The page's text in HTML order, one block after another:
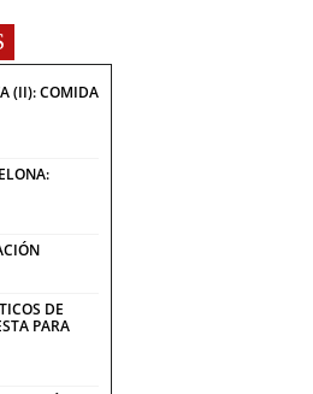
(II): COMIDA
DE
PARA